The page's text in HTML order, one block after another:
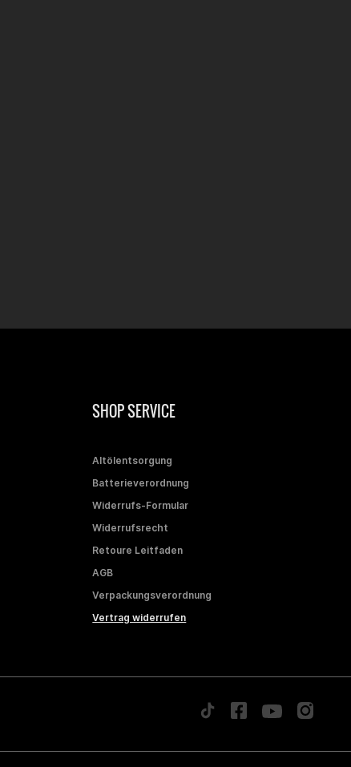
SHOP SERVICE
Altölentsorgung
Batterieverordnung
Widerrufs-Formular
Widerrufsrecht
Retoure Leitfaden
AGB
Verpackungsverordnung
Vertrag widerrufen